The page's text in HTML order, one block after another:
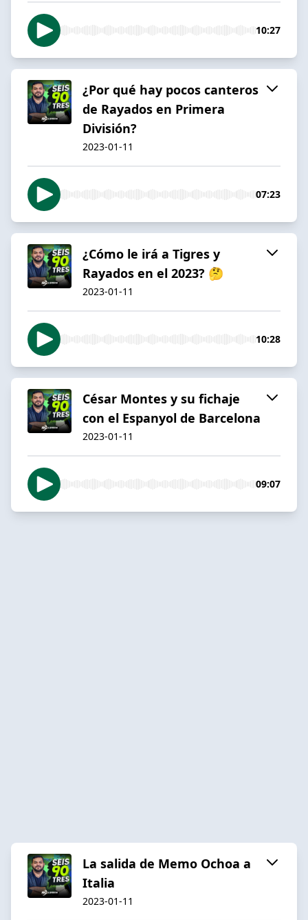
10:27
¿Por qué hay pocos canteros
de Rayados en Primera
División?
2023-01-11
07:23
¿Cómo le irá a Tigres y
Rayados en el 2023? 🤔
2023-01-11
10:28
César Montes y su fichaje
con el Espanyol de Barcelona
2023-01-11
09:07
La salida de Memo Ochoa a
Italia
2023-01-11